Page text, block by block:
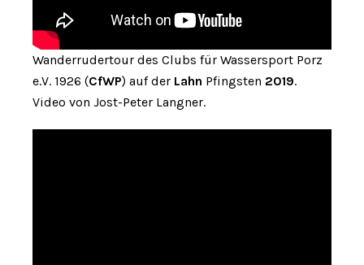
Wanderrudertour des Clubs für Wassersport Porz
e.V. 1926 (CfWP) auf der Lahn Pfingsten 2019.
Video von Jost-Peter Langner.